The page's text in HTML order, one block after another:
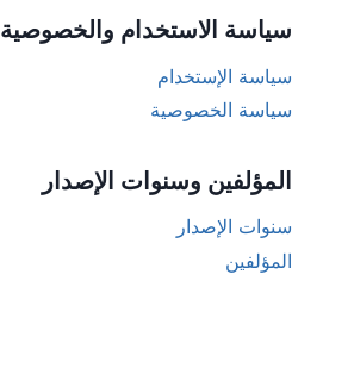
سياسة الاستخدام والخصوصية
سياسة الإستخدام
سياسة الخصوصية
المؤلفين وسنوات الإصدار
سنوات الإصدار
المؤلفين